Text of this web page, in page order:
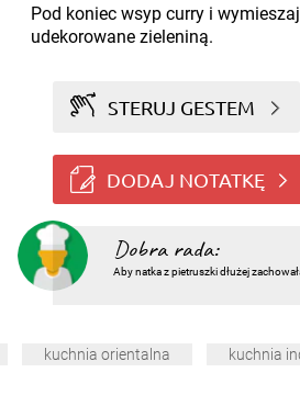
Pod koniec wsyp curry i
udekorowane zieleniną.
STERUJ GESTEM
DODAJ NOTATKĘ
Dobra rada:
Aby natka z pietruszki dłużej
kuchnia orientalna kuchnia